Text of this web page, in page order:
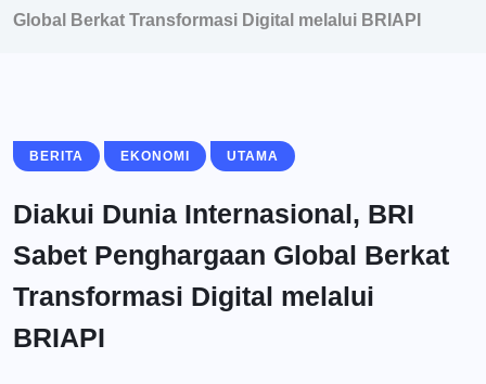
Global Berkat Transformasi Digital melalui BRIAPI
BERITA EKONOMI UTAMA
Diakui Dunia Internasional, BRI
Sabet Penghargaan Global Berkat
Transformasi Digital melalui
BRIAPI